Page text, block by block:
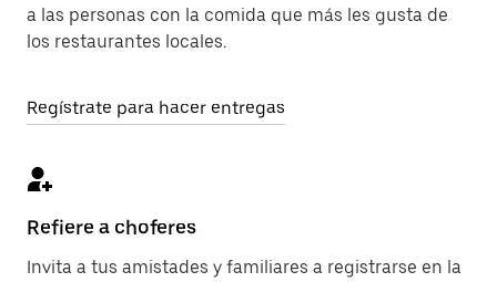
a las personas con la comida que más les gusta de
los restaurantes locales.
Regístrate para hacer entregas
Refiere a choferes
Invita a tus amistades y familiares a registrarse en la